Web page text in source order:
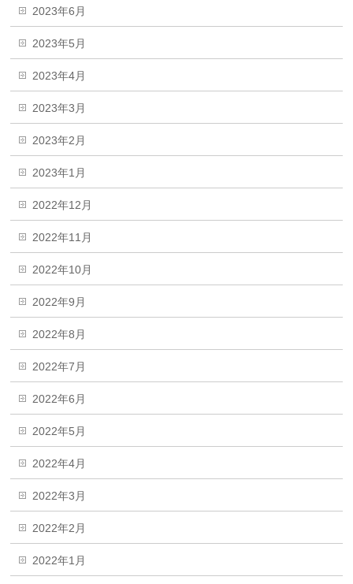
2023年6月
2023年5月
2023年4月
2023年3月
2023年2月
2023年1月
2022年12月
2022年11月
2022年10月
2022年9月
2022年8月
2022年7月
2022年6月
2022年5月
2022年4月
2022年3月
2022年2月
2022年1月